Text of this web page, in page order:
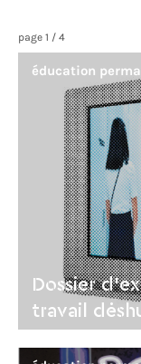
page 1 / 4
éducation
Dossier
travail